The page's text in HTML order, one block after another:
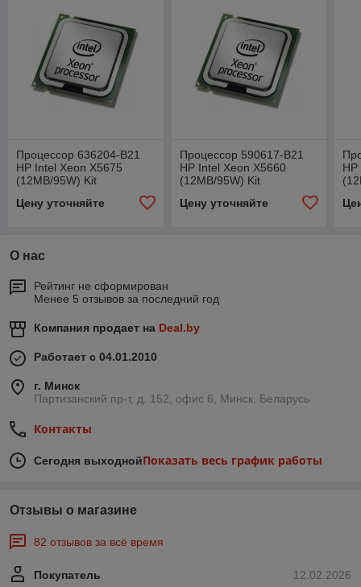
Процессор 636204-B21
HP Intel Xeon X5675
(12MB/95W) Kit
Цену уточняйте
Процессор 590617-B21
HP Intel Xeon X5660
(12MB/95W) Kit
Цену уточняйте
О нас
Рейтинг не сформирован
Менее 5 отзывов за последний год
Компания продает на Deal.by
Работает с 04.01.2010
г. Минск
Партизанский пр-т, д. 152, офис 6, Минск, Беларусь
Контакты
Сегодня выходнойПоказать весь график работы
Отзывы о магазине
82 отзывов за всё время
12.02.2026
Покупатель